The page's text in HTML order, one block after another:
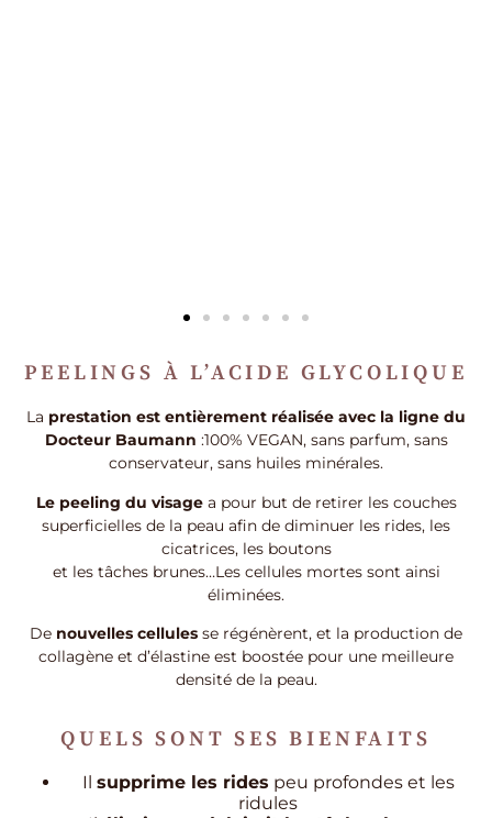
PEELINGS À L’ACIDE GLYCOLIQUE
La prestation est entièrement réalisée avec la ligne du
Docteur Baumann :100% VEGAN, sans parfum, sans
conservateur, sans huiles minérales.
Le peeling du visagea pour but de retirer les couches
superficielles de la peau afin de diminuer les rides, les
cicatrices, les boutons
et les tâches brunes…Les cellules mortes sont ainsi
éliminées.
De nouvelles cellules se régénèrent, et la production de
collagène et d’élastine est boostée pour une meilleure
densité de la peau.
QUELS SONT SES BIENFAITS
Il supprime les rides peu profondes et les
ridules